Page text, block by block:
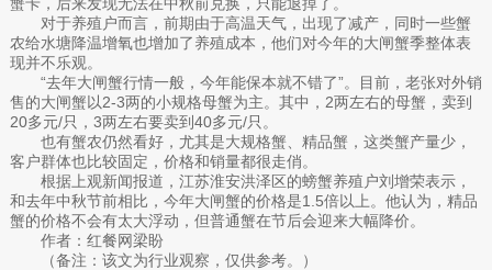
对于养殖户而言，前期由于高温天气，出现了减产，同时一些蟹
农给水塘降温增氧也增加了养殖成本，他们对今年的大闸蟹季整体表
现并不乐观。
“去年大闸蟹行情一般，今年能保本就不错了”。目前，老张对外销
售的大闸蟹以2-3两的小规格母蟹为主。其中，2两左右的母蟹，卖到
20多元/只，3两左右要卖到40多元/只。
也有蟹农仍然看好，尤其是大规格蟹、精品蟹，这类蟹产量少，
客户群体也比较固定，价格和销量都很走俏。
根据上观新闻报道，江苏淮安洪泽区的螃蟹养殖户刘增荣表示，
和去年中秋节前相比，今年大闸蟹的价格是1.5倍以上。他认为，精品
蟹的价格不会有太大浮动，但普通蟹在节后会迎来大幅降价。
作者：红餐网梁盼
（备注：该文为行业观察，仅供参考。）